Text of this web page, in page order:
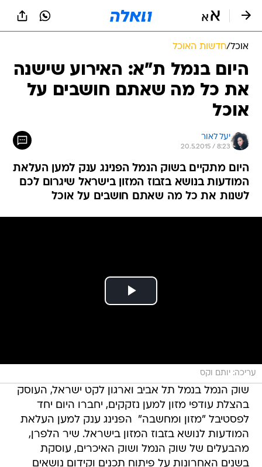
אוכל/חדשות האוכל
היום בנמל ת"א: האירוע שישנה
את כל מה שאתם חושבים על
אוכל
יעל לאור
20.5.2015 / 8:23
היום מתקיים בשוק הנמל הפנינג ענק למען העלאת
המודעות בנושא בזבוז המזון בישראל שיגרום לכם
לשנות את כל מה שאתם חושבים על אוכל
עריכה: יותם וקס
שוק הנמל בנמל תל אביב וארגון לקט ישראל, העוסק
בהצלת עודפי מזון למען נזקקים, יחברו היום יחד
לפסטיבל "מזון ומחשבה"  הפנינג ענק למען העלאת
המודעות לנושא בזבוז המזון בישראל. שיר הלפרן,
מהבעלים של שוק הנמל ושוק האיכרים, עוסקת
בשנים האחרונות על פיתוח תכנים וקידום נושאים